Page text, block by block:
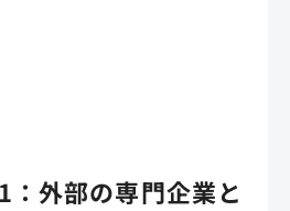
：外部の専門企業と